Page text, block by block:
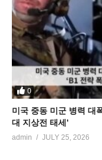
0
미국 중동 미군 병력 대
대 지상전 태세’
admin JULY 25, 2026